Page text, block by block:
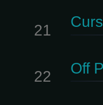
21
22 Off